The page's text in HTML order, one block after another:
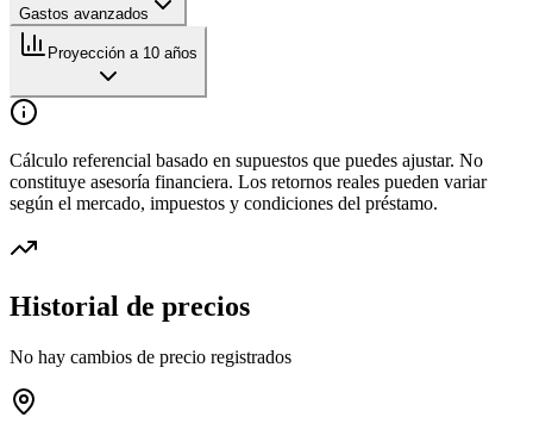
Gastos avanzados
Proyección a 10 años
Cálculo referencial basado en supuestos que puedes ajustar. No
constituye asesoría financiera. Los retornos reales pueden variar
según el mercado, impuestos y condiciones del préstamo.
Historial de precios
No hay cambios de precio registrados